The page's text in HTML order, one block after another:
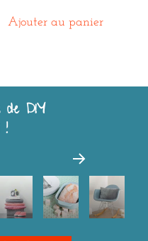
Ajouter au panier
DIY
!